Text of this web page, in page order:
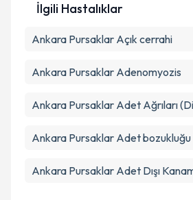
İlgili Hastalıklar
Ankara Pursaklar Açık cerrahi
Ankara Pursaklar Adenomyozis
Ankara Pursaklar Adet Ağrıları
Ankara Pursaklar Adet bozukluğu
Ankara Pursaklar Adet Dışı